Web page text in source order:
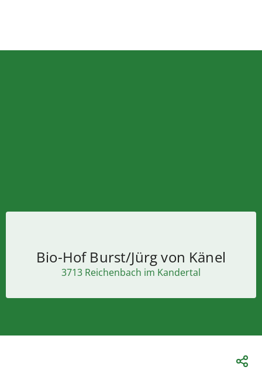
Bio-Hof Burst/Jürg von Känel
3713 Reichenbach im Kandertal